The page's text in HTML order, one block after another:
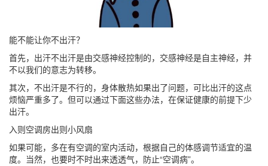
能不能让你不出汗？
首先，出汗不出汗是由交感神经控制的，交感神经是自主神经，并
不以我们的意志为转移。
其次，不出汗是不行的，身体散热如果出了问题，可比出汗的这点
烦恼严重多了。但可以通过下面这些办法，在保证健康的前提下少
出汗。
入则空调房出则小风扇
如果可能，多在有空调的室内活动，根据自己的体感调节适宜的温
度。当然，也要时不时出来透透气，防止“空调病”。